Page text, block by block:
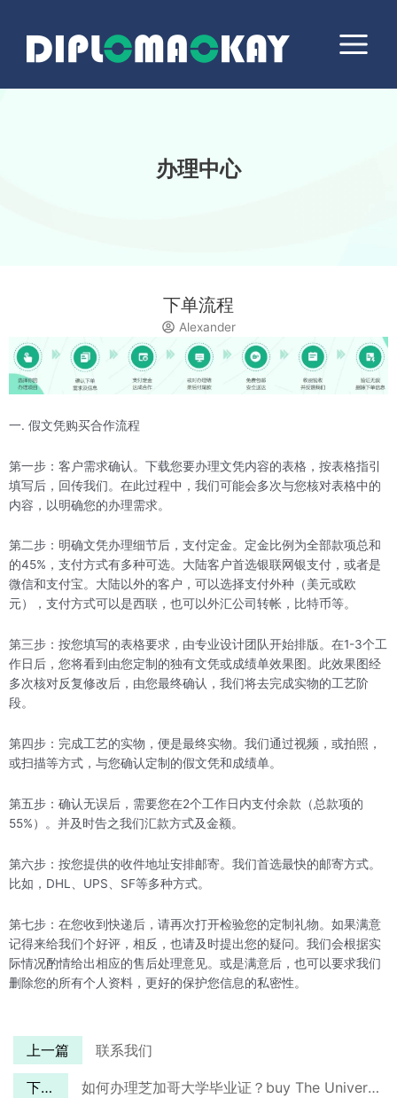
Menu
办理中心
下单流程
Alexander
一. 假文凭购买合作流程
第一步：客户需求确认。下载您要办理文凭内容的表格，按表格指引
填写后，回传我们。在此过程中，我们可能会多次与您核对表格中的
内容，以明确您的办理需求。
第二步：明确文凭办理细节后，支付定金。定金比例为全部款项总和
的45%，支付方式有多种可选。大陆客户首选银联网银支付，或者是
微信和支付宝。大陆以外的客户，可以选择支付外种（美元或欧
元），支付方式可以是西联，也可以外汇公司转帐，比特币等。
第三步：按您填写的表格要求，由专业设计团队开始排版。在1-3个工
作日后，您将看到由您定制的独有文凭或成绩单效果图。此效果图经
多次核对反复修改后，由您最终确认，我们将去完成实物的工艺阶
段。
第四步：完成工艺的实物，便是最终实物。我们通过视频，或拍照，
或扫描等方式，与您确认定制的假文凭和成绩单。
第五步：确认无误后，需要您在2个工作日内支付余款（总款项的
55%）。并及时告之我们汇款方式及金额。
第六步：按您提供的收件地址安排邮寄。我们首选最快的邮寄方式。
比如，DHL、UPS、SF等多种方式。
第七步：在您收到快递后，请再次打开检验您的定制礼物。如果满意
记得来给我们个好评，相反，也请及时提出您的疑问。我们会根据实
际情况酌情给出相应的售后处理意见。或是满意后，也可以要求我们
删除您的所有个人资料，更好的保护您信息的私密性。
上一篇 联系我们
下一篇 如何办理芝加哥大学毕业证？buy The University of Chicago diploma